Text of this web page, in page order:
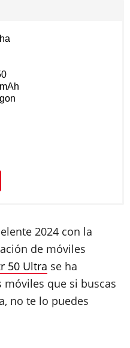
2024 con la
de móviles
50 Ultra se ha
que si buscas
no te lo puedes